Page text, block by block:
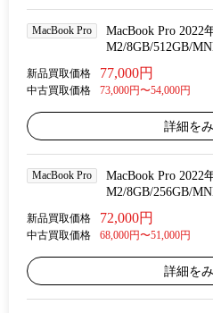
MacBook Pro
MacBook Pro 2022
M2/8GB/512GB/
新品買取価格 77,000円
中古買取価格 73,000円〜54,000円
詳細を
MacBook Pro
MacBook Pro 2022
M2/8GB/256GB/
新品買取価格 72,000円
中古買取価格 68,000円〜51,000円
詳細を